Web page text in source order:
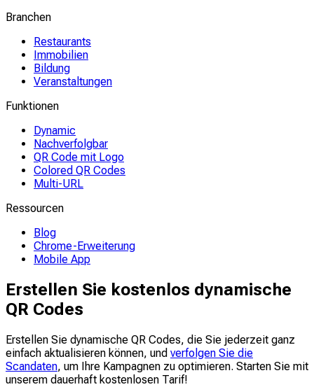
Branchen
Restaurants
Immobilien
Bildung
Veranstaltungen
Funktionen
Dynamic
Nachverfolgbar
QR Code mit Logo
Colored QR Codes
Multi-URL
Ressourcen
Blog
Chrome-Erweiterung
Mobile App
Erstellen Sie kostenlos dynamische
QR Codes
Erstellen Sie dynamische QR Codes, die Sie jederzeit ganz
einfach aktualisieren können, und verfolgen Sie die
Scandaten, um Ihre Kampagnen zu optimieren. Starten Sie mit
unserem dauerhaft kostenlosen Tarif!